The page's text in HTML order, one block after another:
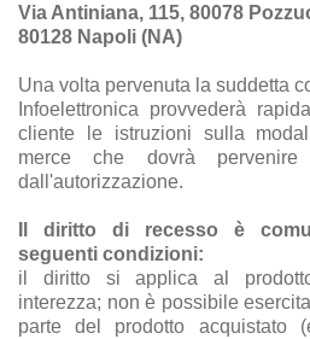
Via Antiniana, 115, 80078
80128 Napoli (NA)
Una volta pervenuta la suddetta
Infoelettronica provvederà
cliente le istruzioni sulla
merce che dovrà
dall'autorizzazione.
Il diritto di recesso è
seguenti condizioni:
il diritto si applica al
interezza; non è possibile
parte del prodotto acquistato